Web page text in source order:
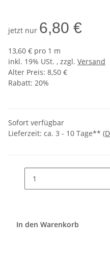
jetzt nur 6,80 €
13,60 € pro 1 m
inkl. 19% USt. , zzgl. Versand
Alter Preis: 8,50 €
Rabatt: 20%
Sofort verfügbar
Lieferzeit: ca. 3 - 10 Tage**
In den Warenkorb